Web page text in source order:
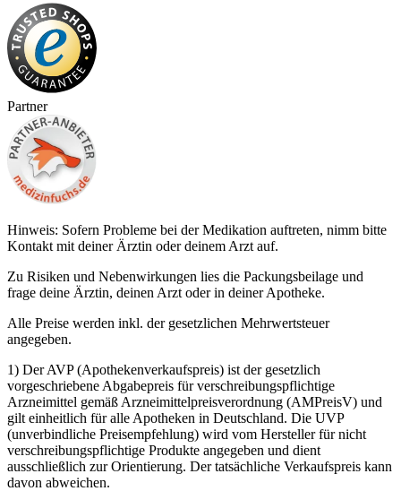
Partner
Hinweis: Sofern Probleme bei der Medikation auftreten, nimm bitte
Kontakt mit deiner Ärztin oder deinem Arzt auf.
Zu Risiken und Nebenwirkungen lies die Packungsbeilage und
frage deine Ärztin, deinen Arzt oder in deiner Apotheke.
Alle Preise werden inkl. der gesetzlichen Mehrwertsteuer
angegeben.
1) Der AVP (Apothekenverkaufspreis) ist der gesetzlich
vorgeschriebene Abgabepreis für verschreibungspflichtige
Arzneimittel gemäß Arzneimittelpreisverordnung (AMPreisV) und
gilt einheitlich für alle Apotheken in Deutschland. Die UVP
(unverbindliche Preisempfehlung) wird vom Hersteller für nicht
verschreibungspflichtige Produkte angegeben und dient
ausschließlich zur Orientierung. Der tatsächliche Verkaufspreis kann
davon abweichen.